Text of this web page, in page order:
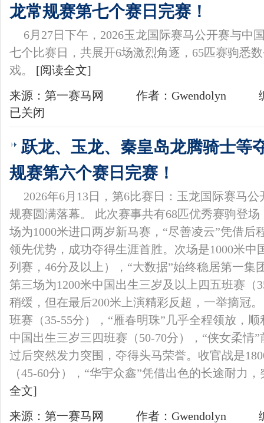
龙常规赛第七个赛日完赛！
6月27日下午，2026玉龙国际赛马公开赛与中
七个比赛日，共展开6场激烈角逐，65匹赛驹悉
戏。 [阅读全文]
来源：第一赛马网
作者：Gwendolyn
已关闭
跃龙、玉龙、秦皇岛龙腾骑士等
规赛第六个赛日完赛！
2026年6月13日，第6比赛日：玉龙国际赛马
规赛圆满落幕。 此次赛事共有68匹优秀赛驹登
场为1000米进口两岁新马赛，“尽善凌云”凭借后
领先优势，成功夺得生涯首胜。次场是1000米中
列赛，46分及以上），“大数据”始终稳居第一集
第三场为1200米中国出生三岁及以上四五班赛（
稍缓，但在最后200米上演精彩反超，一举摘冠
班赛（35-55分），“雁春明珠”几乎全程领放，
中国出生三岁三四班赛（50-70分），“侠女柔情
过后突然发力突围，夺得头马荣誉。收官战是
（45-60分），“华宇众鑫”凭借出色的长途耐力
全文]
来源：第一赛马网
作者：Gwendolyn